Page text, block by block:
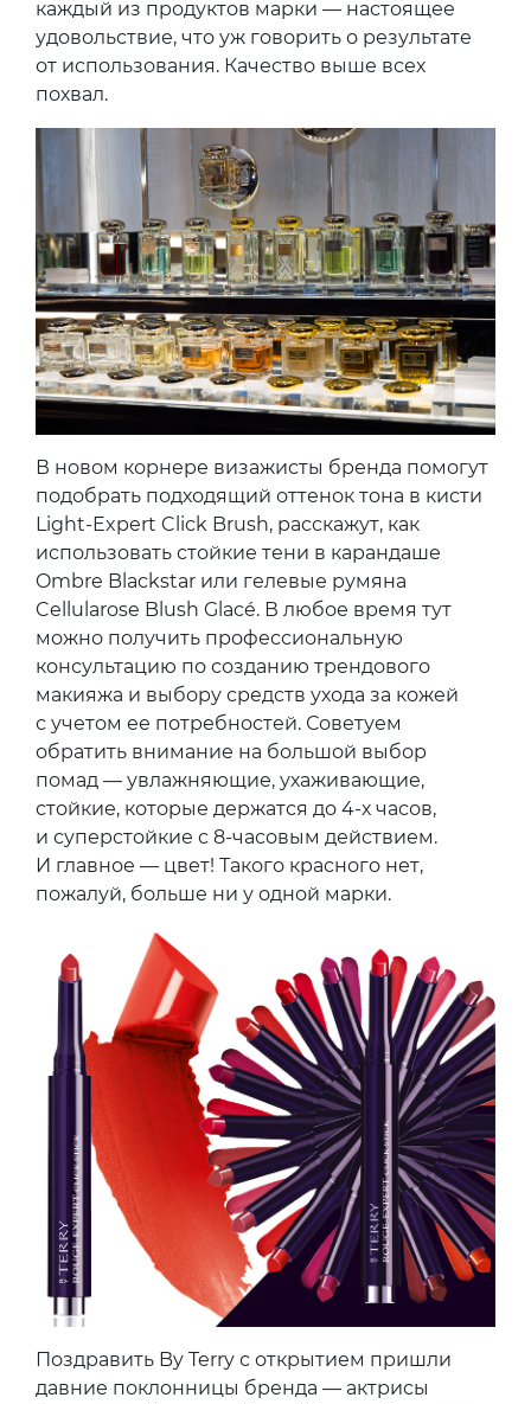
каждый из продуктов марки — настоящее
удовольствие, что уж говорить о результате
от использования. Качество выше всех
похвал.
В новом корнере визажисты бренда помогут
подобрать подходящий оттенок тона в кисти
Light-Expert Click Brush, расскажут, как
использовать стойкие тени в карандаше
Ombre Blackstar или гелевые румяна
Cellularose Blush Glacé. В любое время тут
можно получить профессиональную
консультацию по созданию трендового
макияжа и выбору средств ухода за кожей
с учетом ее потребностей. Советуем
обратить внимание на большой выбор
помад — увлажняющие, ухаживающие,
стойкие, которые держатся до 4-х часов,
и суперстойкие с 8-часовым действием.
И главное — цвет! Такого красного нет,
пожалуй, больше ни у одной марки.
Поздравить By Terry с открытием пришли
давние поклонницы бренда — актрисы